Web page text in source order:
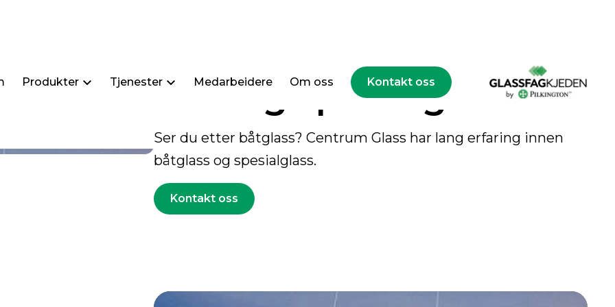
Produkter Tjenester Medarbeidere Om oss Kontakt oss
Båt- og spesialglass
Ser du etter båtglass? Centrum Glass har lang erfaring innen
båtglass og spesialglass.
Kontakt oss